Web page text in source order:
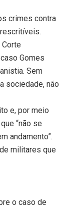
crimes contra
Gomes
Sem
sociedade, não
e, por meio
“não se
andamento”.
militares que
o caso de